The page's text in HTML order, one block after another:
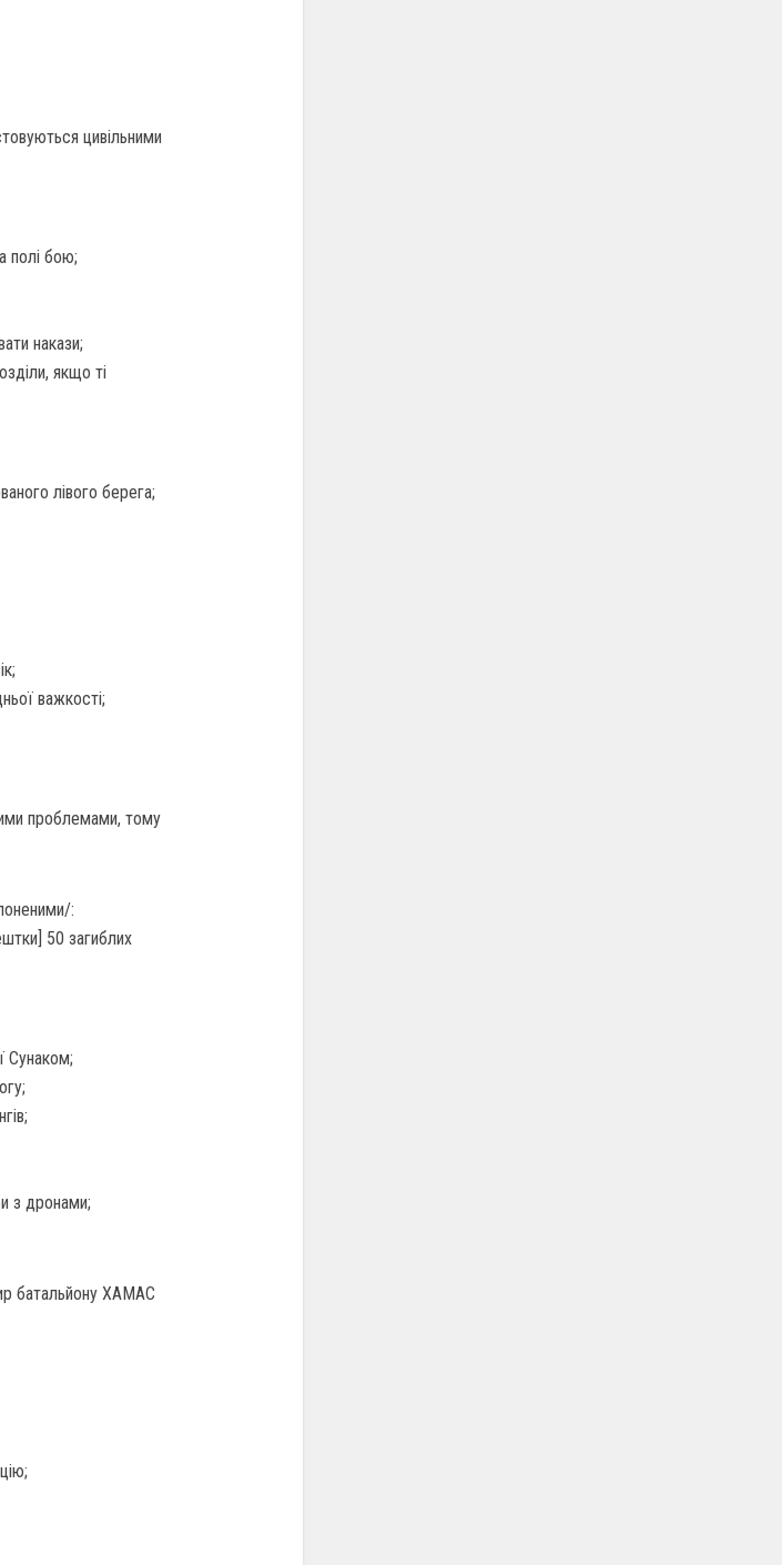
цивільними
полі бою;
накази;
якщо ті
лівого берега;
важкості;
проблемами, тому
:
50 загиблих
Сунаком;
з дронами;
батальйону ХАМАС